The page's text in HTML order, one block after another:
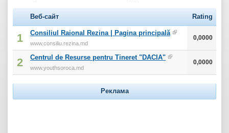
Веб-сайт Rating
1 Consiliul Raional Rezina | Pagina principală
www.consiliu.rezina.md
0,0000
2 Centrul de Resurse pentru Tineret "DACIA"
www.youthsoroca.md
0,0000
Реклама